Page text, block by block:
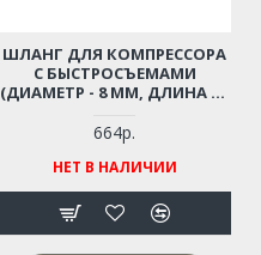
ШЛАНГ ДЛЯ КОМПРЕССОРА
С БЫСТРОСЪЕМАМИ
(ДИАМЕТР - 8 ММ, ДЛИНА - 6
664р.
НЕТ В НАЛИЧИИ